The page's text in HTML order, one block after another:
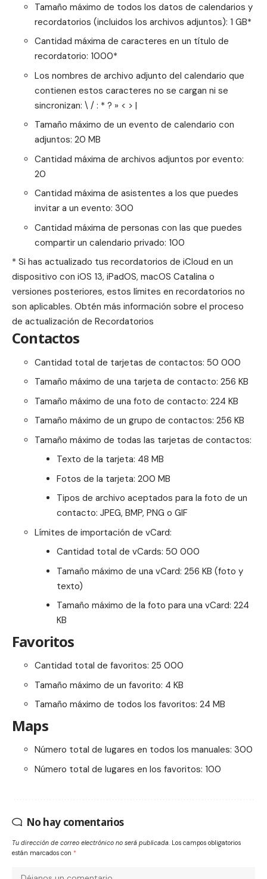
Tamaño máximo de todos los datos de calendarios y
recordatorios (incluidos los archivos adjuntos): 1 GB*
Cantidad máxima de caracteres en un título de
recordatorio: 1000*
Los nombres de archivo adjunto del calendario que
contienen estos caracteres no se cargan ni se
sincronizan: \ / : * ? » < > |
Tamaño máximo de un evento de calendario con
adjuntos: 20 MB
Cantidad máxima de archivos adjuntos por evento:
20
Cantidad máxima de asistentes a los que puedes
invitar a un evento: 300
Cantidad máxima de personas con las que puedes
compartir un calendario privado: 100
* Si has actualizado tus recordatorios de iCloud en un
dispositivo con iOS 13, iPadOS, macOS Catalina o
versiones posteriores, estos límites en recordatorios no
son aplicables. Obtén más información sobre el proceso
de actualización de Recordatorios
Contactos
Cantidad total de tarjetas de contactos: 50 000
Tamaño máximo de una tarjeta de contacto: 256 KB
Tamaño máximo de una foto de contacto: 224 KB
Tamaño máximo de un grupo de contactos: 256 KB
Tamaño máximo de todas las tarjetas de contactos:
Texto de la tarjeta: 48 MB
Fotos de la tarjeta: 200 MB
Tipos de archivo aceptados para la foto de un
contacto: JPEG, BMP, PNG o GIF
Límites de importación de vCard:
Cantidad total de vCards: 50 000
Tamaño máximo de una vCard: 256 KB (foto y
texto)
Tamaño máximo de la foto para una vCard: 224
KB
Favoritos
Cantidad total de favoritos: 25 000
Tamaño máximo de un favorito: 4 KB
Tamaño máximo de todos los favoritos: 24 MB
Maps
Número total de lugares en todos los manuales: 300
Número total de lugares en los favoritos: 100
No hay comentarios
Tu dirección de correo electrónico no será publicada. Los campos obligatorios
están marcados con *